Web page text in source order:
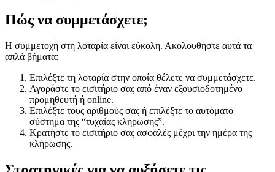
Πώς να συμμετάσχετε;
Η συμμετοχή στη λοταρία είναι εύκολη. Ακολουθήστε αυτά τα
απλά βήματα:
Επιλέξτε τη λοταρία στην οποία θέλετε να συμμετάσχετε.
Αγοράστε το εισιτήριο σας από έναν εξουσιοδοτημένο
προμηθευτή ή online.
Επιλέξτε τους αριθμούς σας ή επιλέξτε το αυτόματο
σύστημα της “τυχαίας κλήρωσης”.
Κρατήστε το εισιτήριο σας ασφαλές μέχρι την ημέρα της
κλήρωσης.